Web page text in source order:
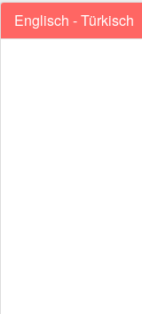
Englisch - Türkisch